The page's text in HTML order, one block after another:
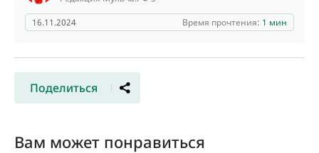
16.11.2024
Время прочтения: 1 мин
Поделиться
Вам может понравиться